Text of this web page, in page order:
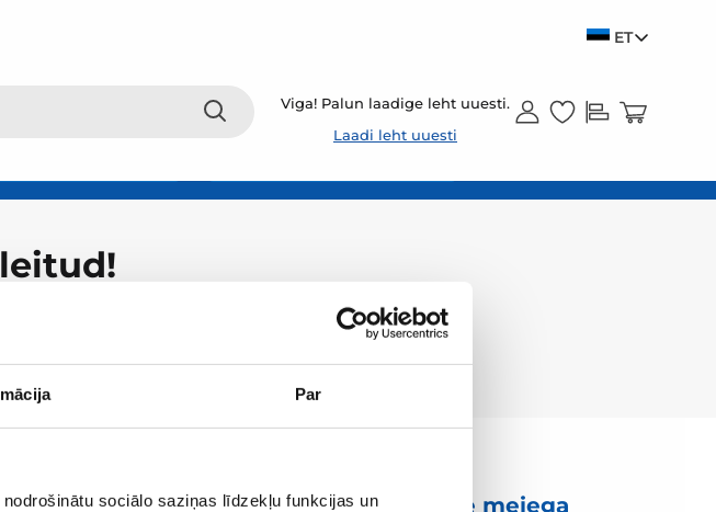
Par
sociālo saziņas līdzekļu funkcijas un
ET
Viga! Palun laadige leht uuesti.
Laadi leht uuesti
Ostlemine
Võtke meiega